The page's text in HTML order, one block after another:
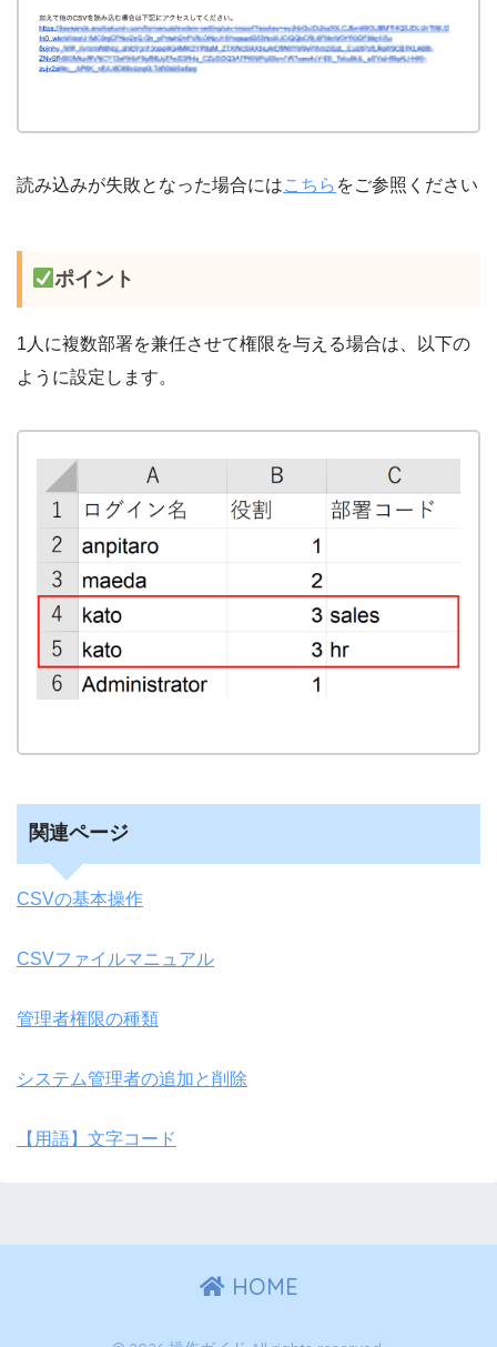
読み込みが失敗となった場合にはこちら をご参照ください
ポイント
1人に複数部署を兼任させて権限を与える場合は、以下の
ように設定します。
関連ページ
CSVの基本操作
CSVファイルマニュアル
管理者権限の種類
システム管理者の追加と削除
【用語】文字コード
HOME